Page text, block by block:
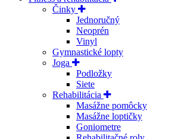
Činky
Jednoručný
Neoprén
Vinyl
Gymnastické lopty
Joga
Podložky
Siete
Rehabilitácia
Masážne pomôcky
Masážne loptičky
Goniometre